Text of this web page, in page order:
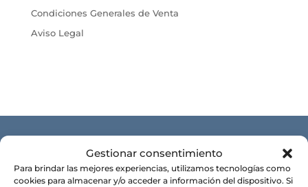
Gestionar consentimiento
Para brindar las mejores experiencias, utilizamos tecnologías como
cookies para almacenar y/o acceder a información del dispositivo. Si
Condiciones Generales de Venta
Aviso Legal
CONÓCENOS
Alma y razón de ser